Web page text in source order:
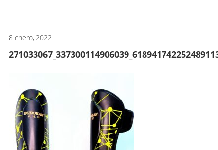
8 enero, 2022